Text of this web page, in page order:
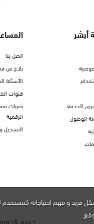
أبشر
الخدمة
الوصول
اتصل بنا
بلاغ عن
الأسئلة
قنوات
قنوات
الرقمية
التسجيل
جميع
فريد و فهم احتياجاته